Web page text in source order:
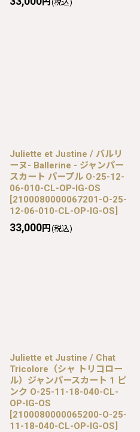
(税込)
Juliette et Justine / バルリ
ーヌ- Ballerine - ジャンパー
スカート パープル O-25-12-
06-010-CL-OP-IG-OS
[2100080000067201-O-25-
12-06-010-CL-OP-IG-OS]
33,000円 (税込)
Juliette et Justine / Chat
Tricolore（シャ トリコロー
ル）ジャンパースカート 1 ピ
ンク O-25-11-18-040-CL-
OP-IG-OS
[2100080000065200-O-25-
11-18-040-CL-OP-IG-OS]